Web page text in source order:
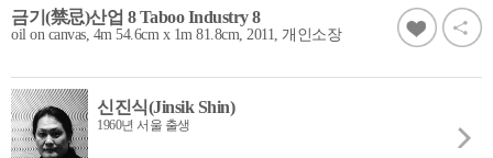
금기(禁忌)산업 8 Taboo Industry 8
oil on canvas, 4m 54.6cm x 1m 81.8cm, 2011, 개인소장
신진식(Jinsik Shin)
1960년 서울 출생